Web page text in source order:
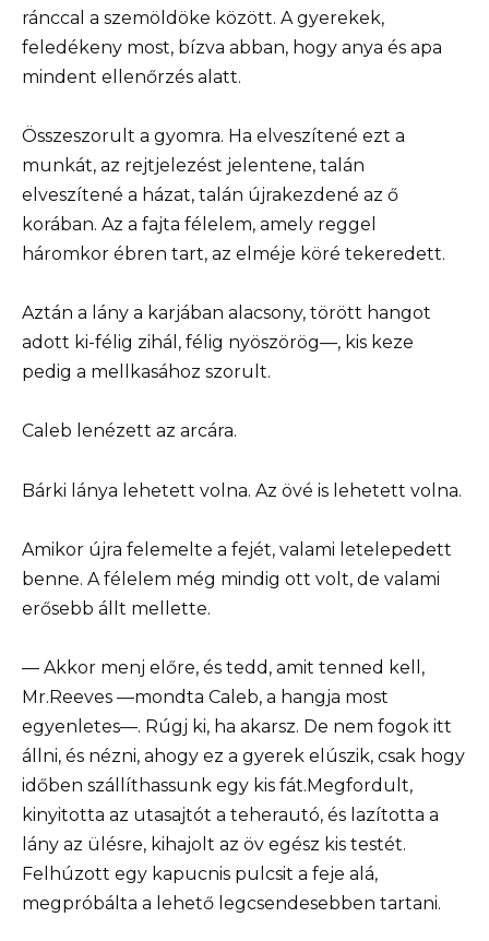
ránccal a szemöldöke között. A gyerekek,
feledékeny most, bízva abban, hogy anya és apa
mindent ellenőrzés alatt.
Összeszorult a gyomra. Ha elveszítené ezt a
munkát, az rejtjelezést jelentene, talán
elveszítené a házat, talán újrakezdené az ő
korában. Az a fajta félelem, amely reggel
háromkor ébren tart, az elméje köré tekeredett.
Aztán a lány a karjában alacsony, törött hangot
adott ki-félig zihál, félig nyöszörög—, kis keze
pedig a mellkasához szorult.
Caleb lenézett az arcára.
Bárki lánya lehetett volna. Az övé is lehetett volna.
Amikor újra felemelte a fejét, valami letelepedett
benne. A félelem még mindig ott volt, de valami
erősebb állt mellette.
— Akkor menj előre, és tedd, amit tenned kell,
Mr.Reeves —mondta Caleb, a hangja most
egyenletes—. Rúgj ki, ha akarsz. De nem fogok itt
állni, és nézni, ahogy ez a gyerek elúszik, csak hogy
időben szállíthassunk egy kis fát.Megfordult,
kinyitotta az utasajtót a teherautó, és lazította a
lány az ülésre, kihajolt az öv egész kis testét.
Felhúzott egy kapucnis pulcsit a feje alá,
megpróbálta a lehető legcsendesebben tartani.